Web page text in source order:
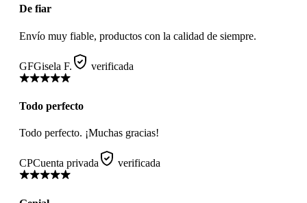
De fiar
Envío muy fiable, productos con la calidad de siempre.
GFGisela F. verificada
Todo perfecto
Todo perfecto. ¡Muchas gracias!
CPCuenta privada verificada